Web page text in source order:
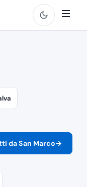
da San Marco→